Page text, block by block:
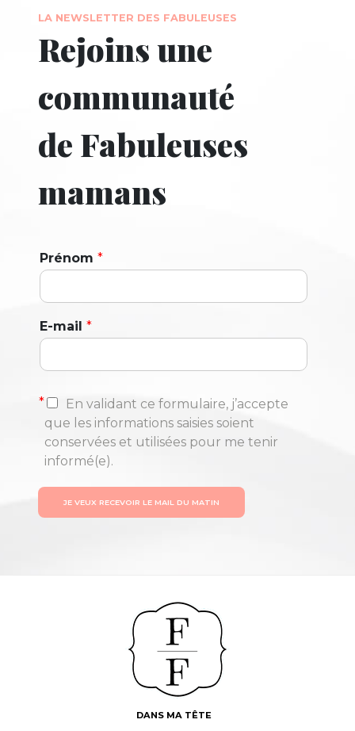
LA NEWSLETTER DES FABULEUSES
Rejoins une
communauté
de Fabuleuses
mamans
Prénom *
E-mail *
*
En validant ce formulaire, j’accepte
que les informations saisies soient
conservées et utilisées pour me tenir
informé(e).
JE VEUX RECEVOIR LE MAIL DU MATIN
DANS MA TÊTE